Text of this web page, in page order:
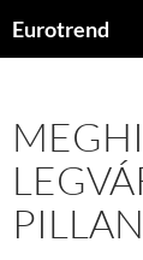
Eurotrend